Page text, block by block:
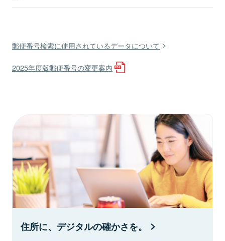
郵便番号検索に使用されているデータについて
2025年度版郵便番号の変更案内
住所に、デジタルの確かさを。